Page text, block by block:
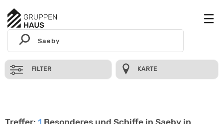
FILTER KARTE
Treffer: 1 Besonderes und Schiffe in Saeby in